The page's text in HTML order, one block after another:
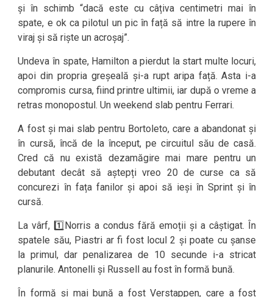
și în schimb “dacă este cu câțiva centimetri mai în
spate, e ok ca pilotul un pic în față să intre la rupere în
viraj și să riște un acroșaj”.
Undeva în spate, Hamilton a pierdut la start multe locuri,
apoi din propria greșeală și-a rupt aripa față. Asta i-a
compromis cursa, fiind printre ultimii, iar după o vreme a
retras monopostul. Un weekend slab pentru Ferrari.
A fost și mai slab pentru Bortoleto, care a abandonat și
în cursă, încă de la început, pe circuitul său de casă.
Cred că nu există dezamăgire mai mare pentru un
debutant decât să aștepți vreo 20 de curse ca să
concurezi în fața fanilor și apoi să ieși în Sprint și în
cursă.
La vârf, 1️⃣Norris a condus fără emoții și a câștigat. În
spatele său, Piastri ar fi fost locul 2 și poate cu șanse
la primul, dar penalizarea de 10 secunde i-a stricat
planurile. Antonelli și Russell au fost în formă bună.
În formă și mai bună a fost Verstappen, care a fost